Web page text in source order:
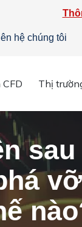
hệ chúng tôi
Thị